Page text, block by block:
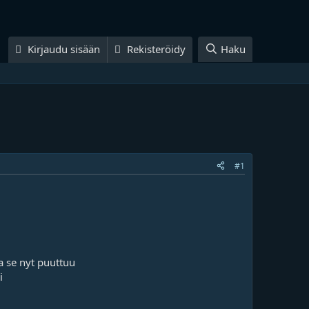
Kirjaudu sisään Rekisteröidy Haku
#1
se nyt puuttuu